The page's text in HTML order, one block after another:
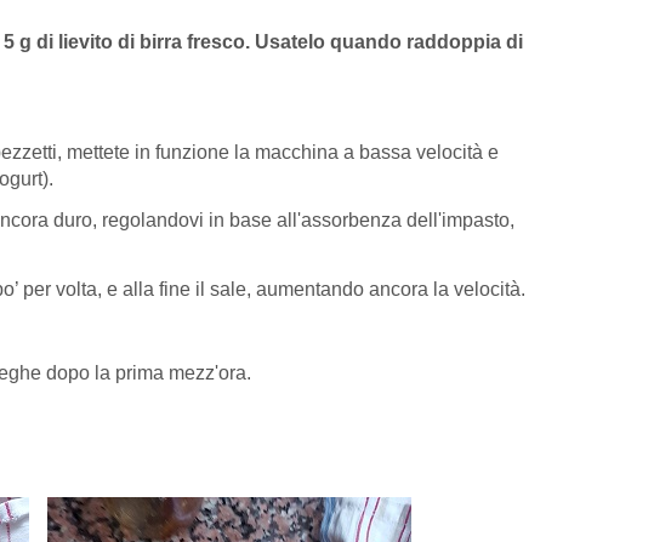
g di lievito di birra fresco. Usatelo quando raddoppia di
mettete in funzione la macchina a bassa velocità e
duro, regolandovi in base all'assorbenza dell'impasto,
per volta, e alla fine il sale, aumentando ancora la velocità.
dopo la prima mezz'ora.